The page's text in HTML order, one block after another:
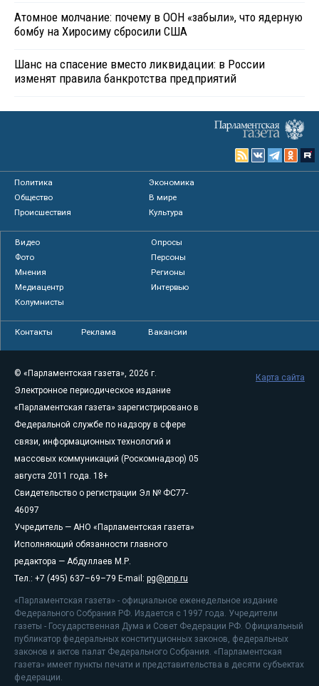
Атомное молчание: почему в ООН «забыли», что ядерную
бомбу на Хиросиму сбросили США
Шанс на спасение вместо ликвидации: в России
изменят правила банкротства предприятий
Политика
Экономика
Общество
В мире
Происшествия
Культура
Видео
Опросы
Фото
Персоны
Мнения
Регионы
Медиацентр
Интервью
Колумнисты
Контакты Реклама Вакансии
© «Парламентская газета», 2026 г.
Электронное периодическое издание
«Парламентская газета» зарегистрировано в
Федеральной службе по надзору в сфере
связи, информационных технологий и
массовых коммуникаций (Роскомнадзор) 05
августа 2011 года. 18+
Свидетельство о регистрации Эл № ФС77-
46097
Учредитель — АНО «Парламентская газета»
Исполняющий обязанности главного
редактора — Абдуллаев М.Р.
Тел.: +7 (495) 637–69–79 E-mail: pg@pnp.ru
«Парламентская газета» - официальное еженедельное издание
Федерального Собрания РФ. Издается с 1997 года. Учредители
газеты - Государственная Дума и Совет Федерации РФ. Официальный
публикатор федеральных конституционных законов, федеральных
законов и актов палат Федерального Собрания. «Парламентская
газета» имеет пункты печати и представительства в десяти субъектах
федерации.
Карта сайта